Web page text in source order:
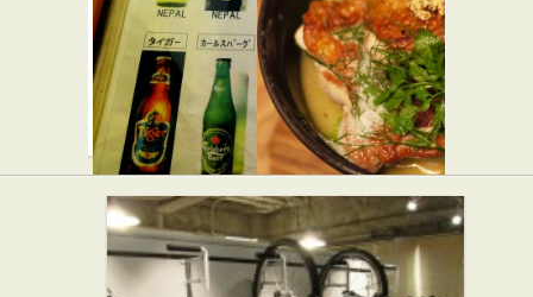
水
和食
ヒマラヤ
カリー 参
ライフ サ
ン
★★☆